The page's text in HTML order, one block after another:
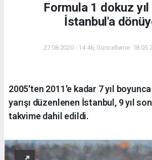
Formula 1 dokuz
İstanbul'a
27.08.2020 - 14:46, Güncelleme:
2005'ten 2011'e kadar 7 yıl
yarışı düzenlenen İstanbul, 9 yıl
takvime dahil edildi.